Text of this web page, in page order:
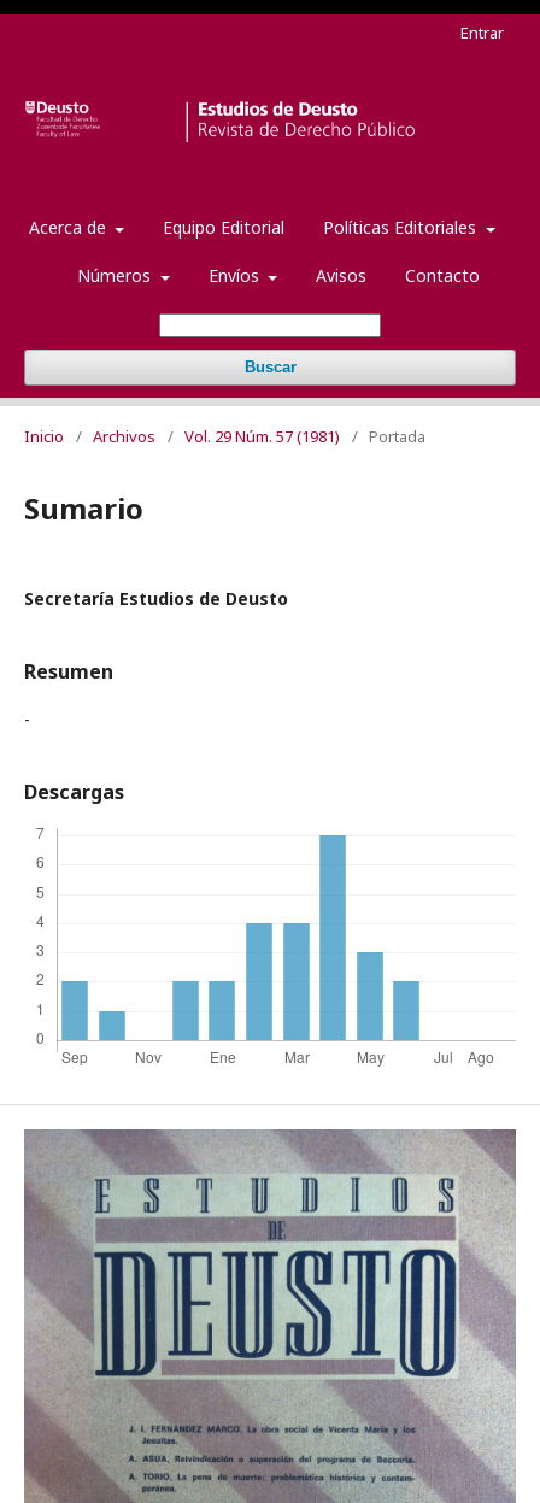
Acerca de Equipo Editorial Políticas Editoriales
Números Envíos Avisos Contacto
Buscar
Entrar
Inicio / Archivos / Vol. 29 Núm. 57 (1981) / Portada
Sumario
Secretaría Estudios de Deusto
Resumen
-
Descargas